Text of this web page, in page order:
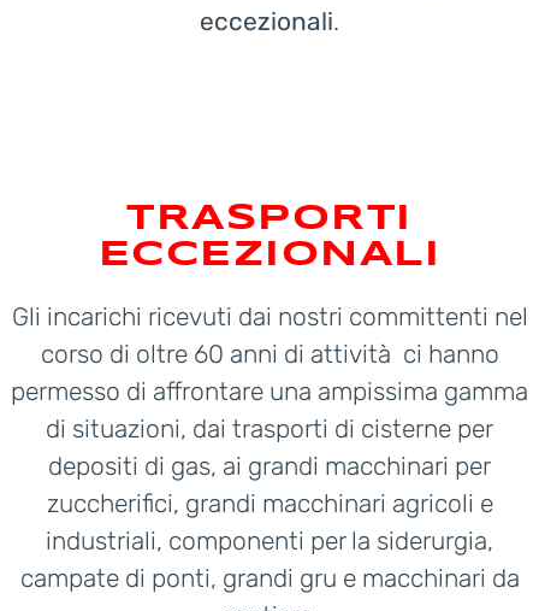
eccezionali.
TRASPORTI
ECCEZIONALI
Gli incarichi ricevuti dai nostri committenti nel
corso di oltre 60 anni di attività ci hanno
permesso di affrontare una ampissima gamma
di situazioni, dai trasporti di cisterne per
depositi di gas, ai grandi macchinari per
zuccherifici, grandi macchinari agricoli e
industriali, componenti per la siderurgia,
campate di ponti, grandi gru e macchinari da